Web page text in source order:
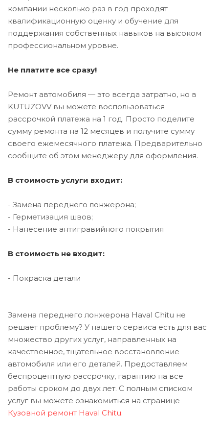
компании несколько раз в год проходят
квалификационную оценку и обучение для
поддержания собственных навыков на высоком
профессиональном уровне.
Не платите все сразу!
Ремонт автомобиля — это всегда затратно, но в
KUTUZOVV вы можете воспользоваться
рассрочкой платежа на 1 год. Просто поделите
сумму ремонта на 12 месяцев и получите сумму
своего ежемесячного платежа. Предварительно
сообщите об этом менеджеру для оформления.
В стоимость услуги входит:
- Замена переднего лонжерона;
- Герметизация швов;
- Нанесение антигравийного покрытия
В стоимость не входит:
- Покраска детали
Замена переднего лонжерона Haval Chitu не
решает проблему? У нашего сервиса есть для вас
множество других услуг, направленных на
качественное, тщательное восстановление
автомобиля или его деталей. Предоставляем
беспроцентную рассрочку, гарантию на все
работы сроком до двух лет. С полным списком
услуг вы можете ознакомиться на странице
Кузовной ремонт Haval Chitu.